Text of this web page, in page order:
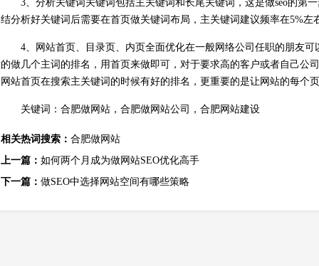
3、分析关键词关键词包括主关键词和长尾关键词，这是做seo的第
结分析好关键词后需要在首页做关键词布局，主关键词建议频率在5%左
4、网站首页、目录页、内页全面优化在一般网络公司任职的朋友
的做几个主词的排名，用首页来做即可，对于要求高的客户或者自己公
网站首页在搜索主关键词的时候有好的排名，更重要的是让网站的每个
关键词： 合肥做网站 ， 合肥做网站公司 ， 合肥网站建设
相关热词搜索： 合肥做网站
上一篇： 如何两个月成为做网站SEO优化高手
下一篇： 做SEO中选择网站空间有哪些策略